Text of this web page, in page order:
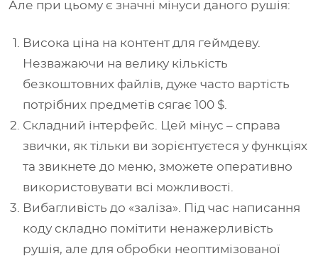
Але при цьому є значні мінуси даного рушія:
Висока ціна на контент для геймдеву.
Незважаючи на велику кількість
безкоштовних файлів, дуже часто вартість
потрібних предметів сягає 100 $.
Складний інтерфейс. Цей мінус – справа
звички, як тільки ви зорієнтуєтеся у функціях
та звикнете до меню, зможете оперативно
використовувати всі можливості.
Вибагливість до «заліза» . Під час написання
коду складно помітити ненажерливість
рушія, але для обробки неоптимізованої